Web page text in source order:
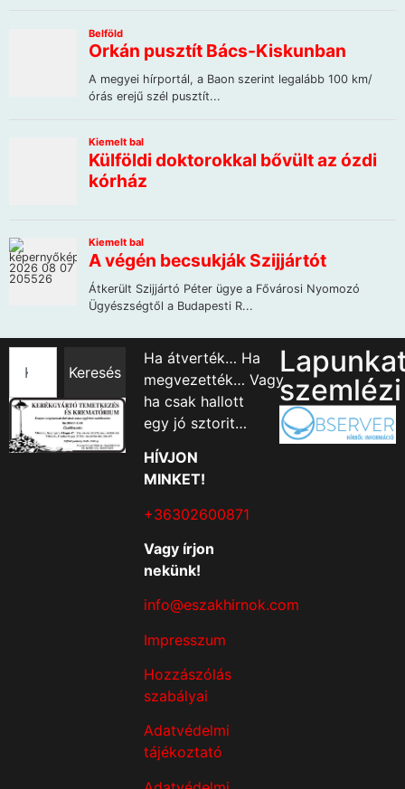
Keresés
Ha átverték… Ha
megvezették… Vagy
ha csak hallott
egy jó sztorit…
HÍVJON
MINKET!
+36302600871
Vagy írjon
nekünk!
info@eszakhirnok.com
Impresszum
Hozzászólás
szabályai
Adatvédelmi
tájékoztató
szemlézi